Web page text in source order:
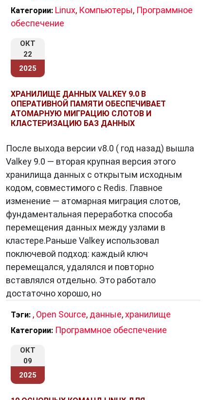
Категории: Linux, Компьютеры, Программное
обеспечение
ОКТ
22
2025
ХРАНИЛИЩЕ ДАННЫХ VALKEY 9.0 В
ОПЕРАТИВНОЙ ПАМЯТИ ОБЕСПЕЧИВАЕТ
АТОМАРНУЮ МИГРАЦИЮ СЛОТОВ И
КЛАСТЕРИЗАЦИЮ БАЗ ДАННЫХ
После выхода версии v8.0 ( год назад) вышла
Valkey 9.0 — вторая крупная версия этого
хранилища данных с открытым исходным
кодом, совместимого с Redis. Главное
изменение — атомарная миграция слотов,
фундаментальная переработка способа
перемещения данных между узлами в
кластере.Раньше Valkey использовал
поключевой подход: каждый ключ
перемещался, удалялся и повторно
вставлялся отдельно. Это работало
достаточно хорошо, но
Тэги: , Open Source, данные,хранилище
Категории: Программное обеспечение
ОКТ
09
2025